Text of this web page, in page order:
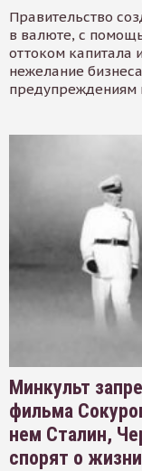
Правительство
в валюте, с
оттоком капитала
нежелание
предупреждениям
Минкульт
фильма
нем Сталин,
спорят о жизни